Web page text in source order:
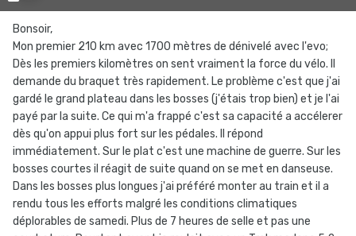
Bonsoir,
Mon premier 210 km avec 1700 mètres de dénivelé avec l'evo;
Dès les premiers kilomètres on sent vraiment la force du vélo. Il
demande du braquet très rapidement. Le problème c'est que j'ai
gardé le grand plateau dans les bosses (j'étais trop bien) et je l'ai
payé par la suite. Ce qui m'a frappé c'est sa capacité a accélerer
dès qu'on appui plus fort sur les pédales. Il répond
immédiatement. Sur le plat c'est une machine de guerre. Sur les
bosses courtes il réagit de suite quand on se met en danseuse.
Dans les bosses plus longues j'ai préféré monter au train et il a
rendu tous les efforts malgré les conditions climatiques
déplorables de samedi. Plus de 7 heures de selle et pas une